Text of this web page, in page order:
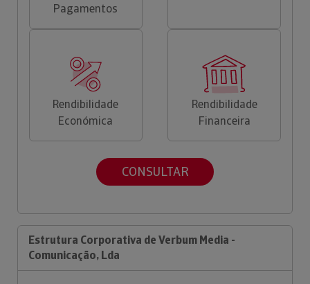
Pagamentos
Rendibilidade
Económica
Rendibilidade
Financeira
CONSULTAR
Estrutura Corporativa de Verbum Media -
Comunicação, Lda